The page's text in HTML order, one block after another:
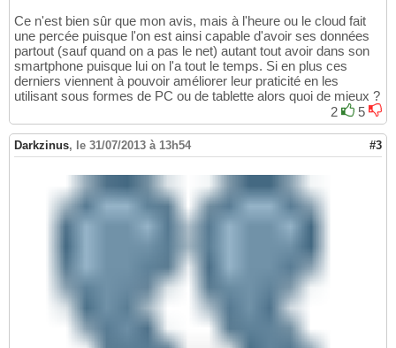
Ce n'est bien sûr que mon avis, mais à l'heure ou le cloud fait
une percée puisque l'on est ainsi capable d'avoir ses données
partout (sauf quand on a pas le net) autant tout avoir dans son
smartphone puisque lui on l'a tout le temps. Si en plus ces
derniers viennent à pouvoir améliorer leur praticité en les
utilisant sous formes de PC ou de tablette alors quoi de mieux ?
2
5
Darkzinus, le 31/07/2013 à 13h54 #3